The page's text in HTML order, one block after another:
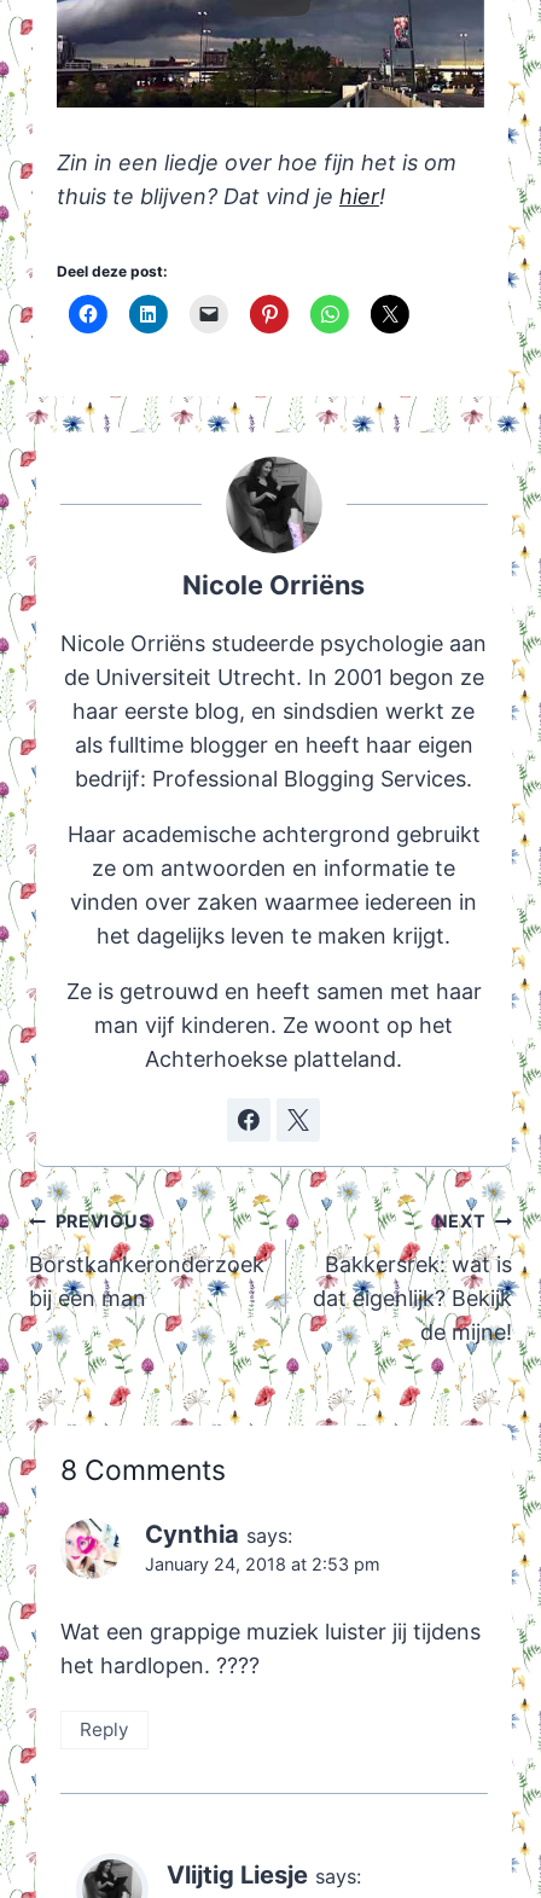
Zin in een liedje over hoe fijn het is om
thuis te blijven? Dat vind je hier!
Deel deze post:
Nicole Orriëns
Nicole Orriëns studeerde psychologie aan
de Universiteit Utrecht. In 2001 begon ze
haar eerste blog, en sindsdien werkt ze
als fulltime blogger en heeft haar eigen
bedrijf: Professional Blogging Services.
Haar academische achtergrond gebruikt
ze om antwoorden en informatie te
vinden over zaken waarmee iedereen in
het dagelijks leven te maken krijgt.
Ze is getrouwd en heeft samen met haar
man vijf kinderen. Ze woont op het
Achterhoekse platteland.
Post
navigation
PREVIOUS
Borstkankeronderzoek
bij een man
NEXT
Bakkersrek: wat is
dat eigenlijk? Bekijk
de mijne!
8 Comments
Cynthia says:
January 24, 2018 at 2:53 pm
Wat een grappige muziek luister jij tijdens
het hardlopen. ????
Reply
Vlijtig Liesje says: